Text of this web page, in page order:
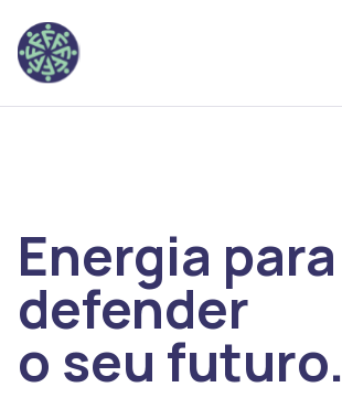
Energia para
defender
o seu futuro.